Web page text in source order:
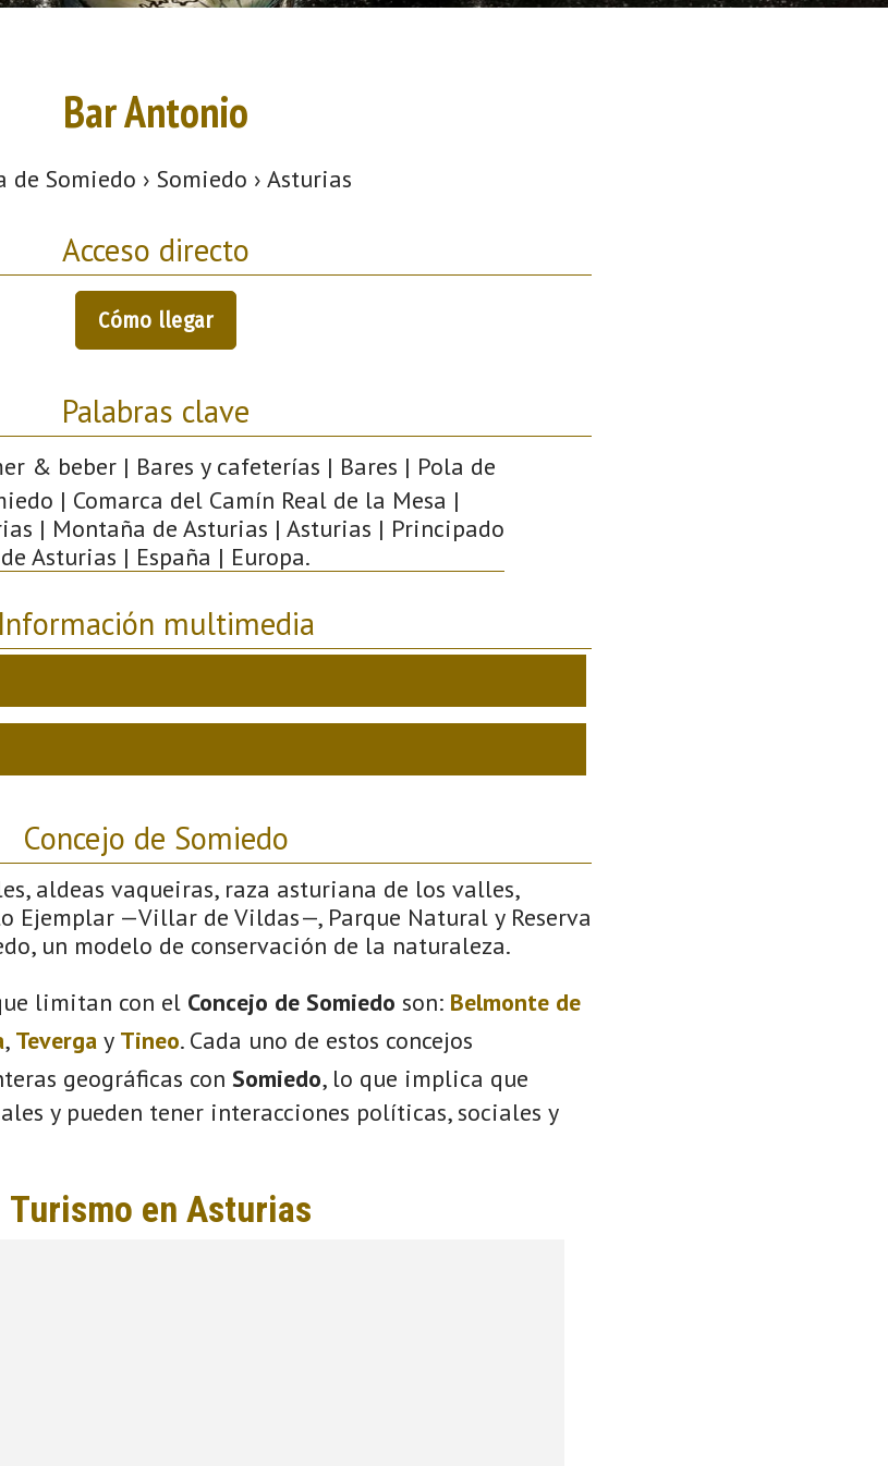
Bar Antonio
de Somiedo › Somiedo › Asturias
Acceso directo
Cómo llegar
Palabras clave
& beber | Bares y cafeterías | Bares | Pola de
| Comarca del Camín Real de la Mesa |
| Montaña de Asturias | Asturias | Principado
de Asturias | España | Europa.
Información multimedia
Concejo de Somiedo
aldeas vaqueiras, raza asturiana de los valles,
Ejemplar —Villar de Vildas—, Parque Natural y Reserva
un modelo de conservación de la naturaleza.
limitan con el Concejo de Somiedo son: Belmonte de
, Teverga y Tineo. Cada uno de estos concejos
geográficas con Somiedo, lo que implica que
y pueden tener interacciones políticas, sociales y